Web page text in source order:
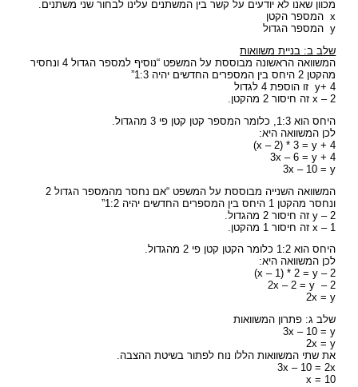
מכוון שאנו לא יודעים על קשר בין המשתנים עלינו לבחור שני משתנים.
x המספר הקטן
y המספר הגדול
שלב ב: בניית משוואות
המשוואה הראשונה מבוססת על המשפט “נוסיף למספר הגדול 4 ונחסיר
מהקטן 2 היחס בין המספרים החדשים יהיה 1:3”
y+ 4 זו הוספת 4 לגדול
x – 2 זה חיסור 2 מהקטן.
היחס הוא 1:3, כלומר המספר קטן קטן פי 3 מהגדול.
לכן המשוואה היא:
x – 2) * 3 = y + 4)
3x – 6 = y + 4
3x – 10 = y
המשוואה השנייה מבוססת על המשפט “אם נחסר מהמספר הגדול 2
ונחסר מהקטן 1 היחס בין המספרים החדשים יהיה 1:2”
y – 2 זה חיסור 2 מהגדול.
x – 1 זה חיסור 1 מהקטן.
היחס הוא 1:2 כלומר הקטן קטן פי 2 מהגדול.
לכן המשוואה היא:
x – 1) * 2 = y – 2)
2x – 2 = y – 2
2x = y
שלב ג: פתרון המשוואות
3x – 10 = y
2x = y
את שתי המשוואות הללו נוח לפתור בשיטת ההצבה.
3x – 10 = 2x
x = 10